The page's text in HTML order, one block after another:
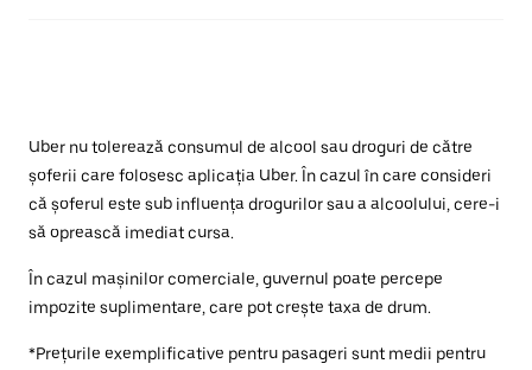
Uber nu tolerează consumul de alcool sau droguri de către
șoferii care folosesc aplicația Uber. În cazul în care consideri
că șoferul este sub influența drogurilor sau a alcoolului, cere-i
să oprească imediat cursa.
În cazul mașinilor comerciale, guvernul poate percepe
impozite suplimentare, care pot crește taxa de drum.
*Prețurile exemplificative pentru pasageri sunt medii pentru